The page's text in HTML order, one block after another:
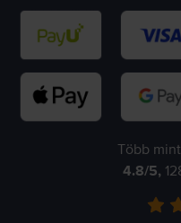
Több mint
4.8/5,